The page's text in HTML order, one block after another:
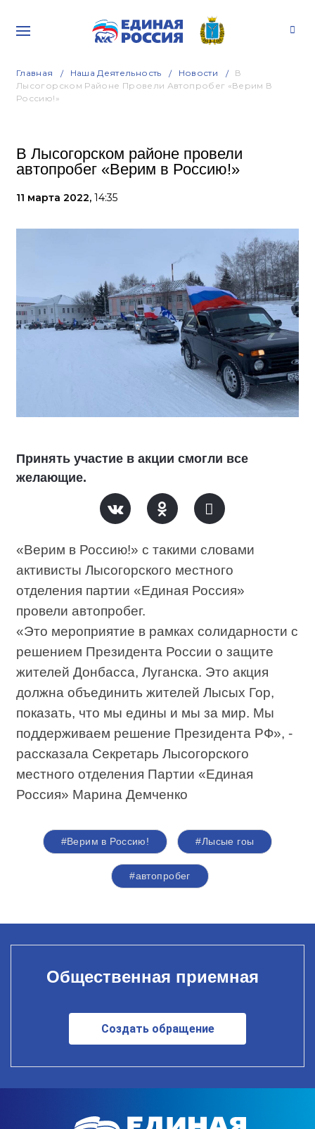
Главная Наша Деятельность Новости
В
Лысогорском Районе Провели Автопробег «Верим В
Россию!»
В Лысогорском районе провели
автопробег «Верим в Россию!»
11 марта 2022, 14:35
Принять участие в акции смогли все
желающие.
«Верим в Россию!» с такими словами
активисты Лысогорского местного
отделения партии «Единая Россия»
провели автопробег.
«Это мероприятие в рамках солидарности с
решением Президента России о защите
жителей Донбасса, Луганска. Это акция
должна объединить жителей Лысых Гор,
показать, что мы едины и мы за мир. Мы
поддерживаем решение Президента РФ», -
рассказала Секретарь Лысогорского
местного отделения Партии «Единая
Россия» Марина Демченко
#Верим в Россию! #Лысые гоы
#автопробег
Общественная приемная
Создать обращение